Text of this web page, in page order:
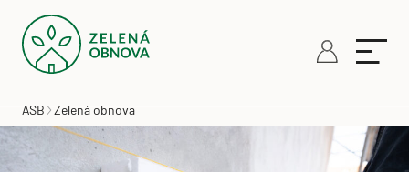
ASB Zelená obnova